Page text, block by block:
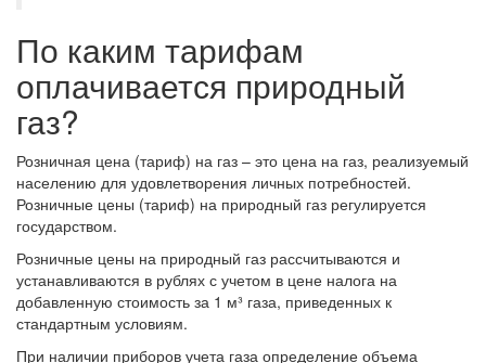
По каким тарифам
оплачивается природный
газ?
Розничная цена (тариф) на газ – это цена на газ, реализуемый
населению для удовлетворения личных потребностей.
Розничные цены (тариф) на природный газ регулируется
государством.
Розничные цены на природный газ рассчитываются и
устанавливаются в рублях с учетом в цене налога на
добавленную стоимость за 1 м³ газа, приведенных к
стандартным условиям.
При наличии приборов учета газа определение объема